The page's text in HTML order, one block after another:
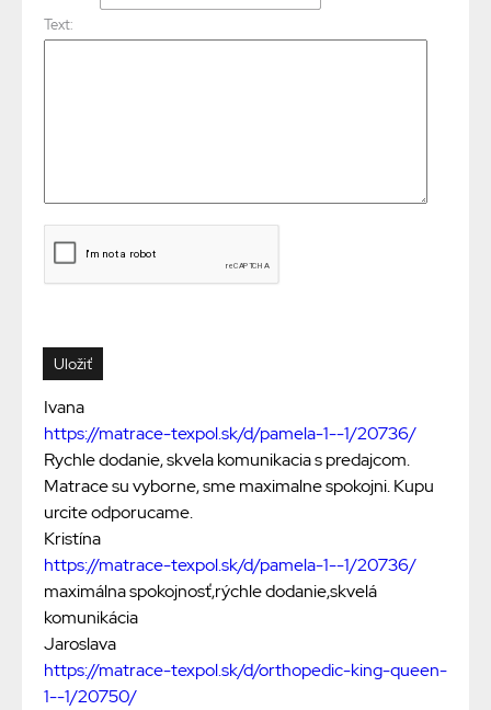
Text:
Ivana
https://matrace-texpol.sk/d/pamela-1--1/20736/
Rychle dodanie, skvela komunikacia s predajcom.
Matrace su vyborne, sme maximalne spokojni. Kupu
urcite odporucame.
Kristína
https://matrace-texpol.sk/d/pamela-1--1/20736/
maximálna spokojnosť,rýchle dodanie,skvelá
komunikácia
Jaroslava
https://matrace-texpol.sk/d/orthopedic-king-queen-
1--1/20750/